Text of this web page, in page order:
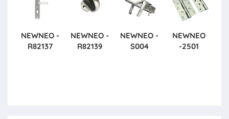
NEWNEO -
R82137
NEWNEO -
R82139
NEWNEO -
S004
NEWNEO
-2501